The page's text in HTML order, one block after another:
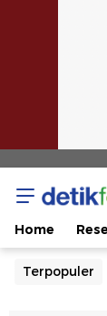
Home
Terpopuler